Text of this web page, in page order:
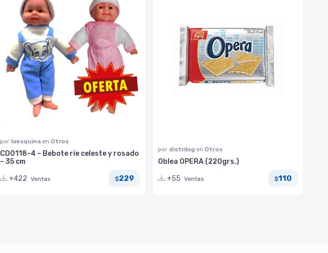
por laesquina en Otros
CD0118-4 – Bebote ríe celeste y rosado
– 35 cm
+422 Ventas $229
por distrilog en Otros
Oblea OPERA (220grs.)
+55 Ventas $110